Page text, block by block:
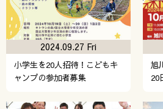
小学生を20人招待！こどもキ
ャンプの参加者募集
2024.09.27 Fri
旭
20